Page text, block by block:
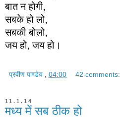
बात न होगी,
सबके हो लो,
सबकी बोलो,
जय हो, जय हो।
प्रवीण पाण्डेय 04:00 42 comments:
11.1.14
मध्य में सब ठीक हो